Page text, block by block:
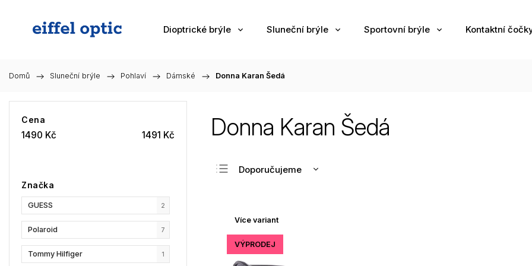
Dioptrické brýle Sluneční brýle Sportovní brýle Kontaktní
Domů / Sluneční brýle / Pohlaví / Dámské / Donna Karan Šedá
Cena
1490 Kč 1491 Kč
Značka
GUESS 2
Polaroid 7
Tommy Hilfiger 1
Donna Karan Šedá
Doporučujeme
Nejprodávanější
Abecedně
Více variant
VÝPRODEJ